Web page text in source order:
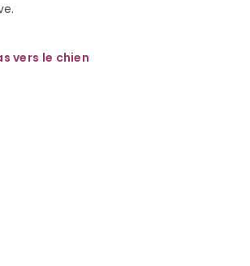
vers le chien